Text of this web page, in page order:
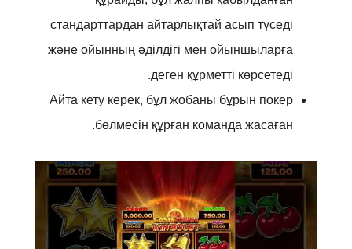
стандарттардан айтарлықтай асып түседі
және ойынның әділдігі мен ойыншыларға
деген құрметті көрсетеді.
Айта кету керек, бұл жобаны бұрын покер
бөлмесін құрған команда жасаған.